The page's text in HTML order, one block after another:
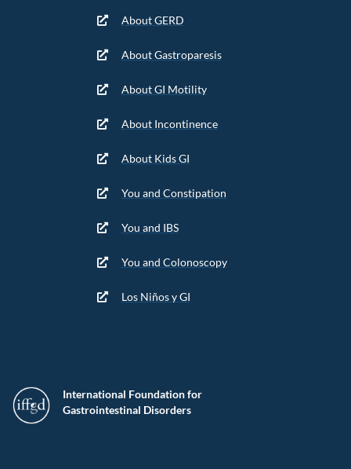
International Foundation for
Gastrointestinal Disorders
About GERD
About Gastroparesis
About GI Motility
About Incontinence
About Kids GI
You and Constipation
You and IBS
You and Colonoscopy
Los Niños y GI